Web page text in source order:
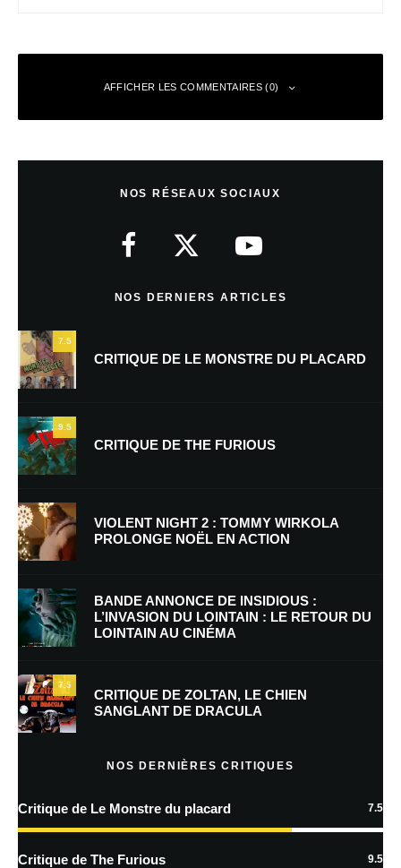
AFFICHER LES COMMENTAIRES (0)
Nom*
E-mail *
Enregistrer mon nom, mon e-mail et mon site dans le navigateur pour
mon prochain commentaire.
plus sur la façon dont les données de vos commentaires sont
NOS RÉSEAUX SOCIAUX
NOS DERNIERS ARTICLES
7.5
CRITIQUE DE LE MONSTRE DU PLACARD
9.5
CRITIQUE DE THE FURIOUS
VIOLENT NIGHT 2 : TOMMY WIRKOLA
PROLONGE NOËL EN ACTION
BANDE ANNONCE DE INSIDIOUS :
L’INVASION DU LOINTAIN : LE RETOUR DU
LOINTAIN AU CINÉMA
7.5
CRITIQUE DE ZOLTAN, LE CHIEN
SANGLANT DE DRACULA
NOS DERNIÈRES CRITIQUES
Critique de Le Monstre du placard 7.5
Critique de The Furious 9.5